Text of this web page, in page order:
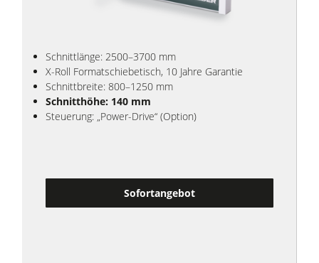
Schnittlänge: 2500–3700 mm
X-Roll Formatschiebetisch, 10 Jahre Garantie
Schnittbreite: 800–1250 mm
Schnitthöhe: 140 mm
Steuerung: „Power-Drive“ (Option)
Sofortangebot